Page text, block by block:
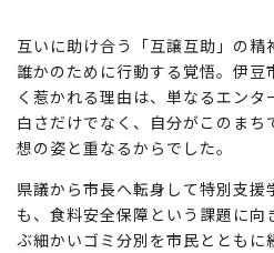
互いに助け合う「互譲互助」の精
誰かのために行動する覚悟。伊
く惹かれる理由は、単なるエン
白さだけでなく、自分がこのまち
想の姿と重なるからでした。
県議から市長へ転身して特別支援
も、食料安全保障という課題に
ぶ細かいゴミ分別を市民とともに